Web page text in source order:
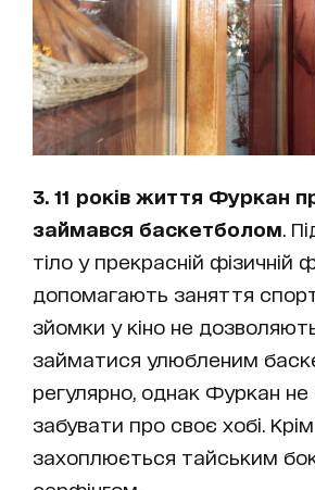
3. 11 років життя Фуркан
займався баскетболом .
тіло у прекрасній фізичній
допомагають заняття
зйомки у кіно не
займатися улюбленим
регулярно, однак Фуркан не
забувати про своє хобі.
захоплюється тайським